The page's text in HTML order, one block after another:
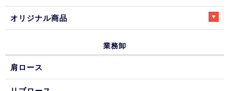
オリジナル商品
業務卸
肩ロース